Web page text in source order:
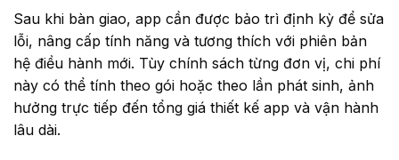
Sau khi bàn giao, app cần được bảo trì định kỳ để sửa
lỗi, nâng cấp tính năng và tương thích với phiên bản
hệ điều hành mới. Tùy chính sách từng đơn vị, chi phí
này có thể tính theo gói hoặc theo lần phát sinh, ảnh
hưởng trực tiếp đến tổng giá thiết kế app và vận hành
lâu dài.